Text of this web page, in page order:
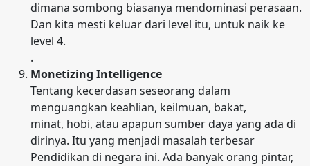
dimana sombong biasanya mendominasi perasaan.
Dan kita mesti keluar dari level itu, untuk naik ke
level 4.
.
Monetizing Intelligence
Tentang kecerdasan seseorang dalam
menguangkan keahlian, keilmuan, bakat,
minat, hobi, atau apapun sumber daya yang ada di
dirinya. Itu yang menjadi masalah terbesar
Pendidikan di negara ini. Ada banyak orang pintar,